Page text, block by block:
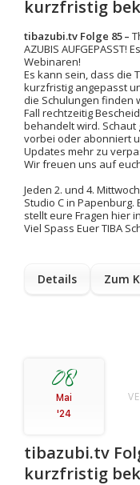
kurzfristig
tibazubi.tv Folge 85–
AZUBIS
Webinaren!
Es kann sein, dass die
kurzfristig angepasst
die Schulungen finden
Fall rechtzeitig
behandelt wird.
vorbei oder abonniert
Updates mehr zu
Wir freuen uns auf
Jeden 2. und 4.
Studio C in
stellt eure Fragen hier
Viel Spass Euer TIBA
Details Zum
08
Mai
'24
tibazubi.tv
kurzfristig